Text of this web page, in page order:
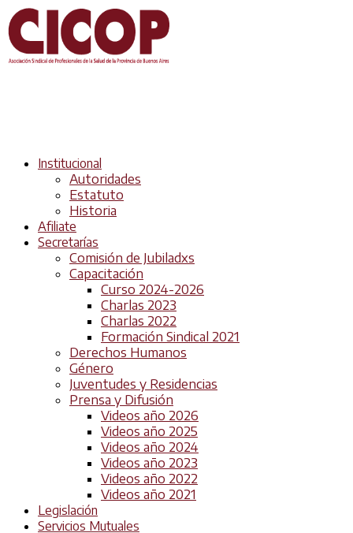
Institucional
Autoridades
Estatuto
Historia
Afiliate
Secretarías
Comisión de Jubiladxs
Capacitación
Curso 2024-2026
Charlas 2023
Charlas 2022
Formación Sindical 2021
Derechos Humanos
Género
Juventudes y Residencias
Prensa y Difusión
Videos año 2026
Videos año 2025
Videos año 2024
Videos año 2023
Videos año 2022
Videos año 2021
Legislación
Servicios Mutuales